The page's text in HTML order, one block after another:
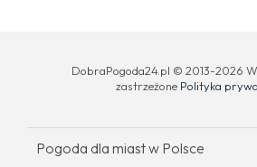
DobraPogoda24.pl © 2013-2026
zastrzeżone Polityka
Pogoda dla miast w Polsce